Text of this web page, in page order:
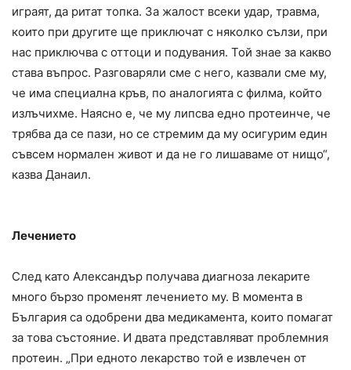
играят, да ритат топка. За жалост всеки удар, травма,
които при другите ще приключат с няколко сълзи, при
нас приключва с оттоци и подувания. Той знае за какво
става въпрос. Разговаряли сме с него, казвали сме му,
че има специална кръв, по аналогията с филма, който
излъчихме. Наясно е, че му липсва едно протеинче, че
трябва да се пази, но се стремим да му осигурим един
съвсем нормален живот и да не го лишаваме от нищо“,
казва Данаил.
Лечението
След като Александър получава диагноза лекарите
много бързо променят лечението му. В момента в
България са одобрени два медикамента, които помагат
за това състояние. И двата представляват проблемния
протеин. „При едното лекарство той е извлечен от